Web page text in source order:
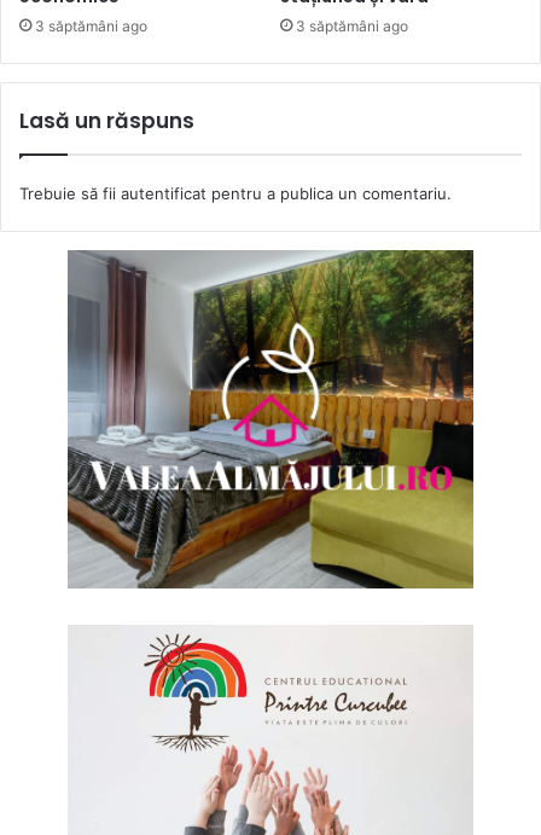
3 săptămâni ago 3 săptămâni ago
Lasă un răspuns
Trebuie să fii autentificat pentru a publica un comentariu.